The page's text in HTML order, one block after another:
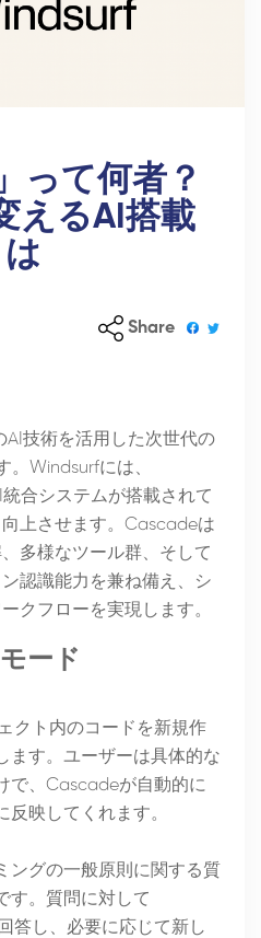
って何者？
えるAI搭載
は
Share
技術を活用した次世代の
。Windsurfには、
合システムが搭載されて
上させます。Cascadeは
多様なツール群、そして
認識能力を兼ね備え、シ
クフローを実現します。
ード
クト内のコードを新規作
ます。ユーザーは具体的な
で、Cascadeが自動的に
反映してくれます。
ングの一般原則に関する質
す。質問に対して
答し、必要に応じて新し